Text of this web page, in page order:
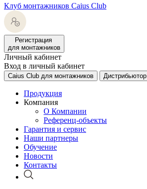
Клуб монтажников Caius Club
Регистрация
для монтажников
Личный кабинет
Вход в личный кабинет
Caius Club для монтажников Дистрибьютор
Продукция
Компания
О Компании
Референц-объекты
Гарантия и сервис
Наши партнеры
Обучение
Новости
Контакты